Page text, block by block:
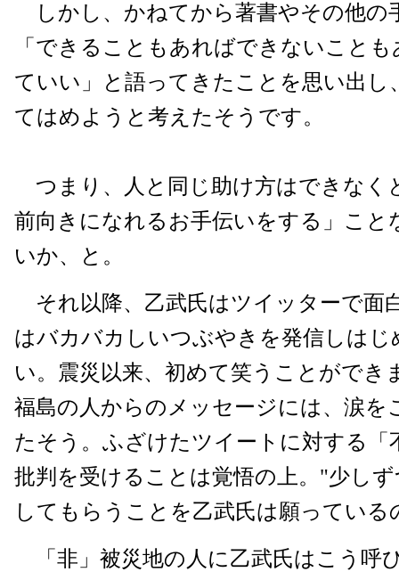
しかし、かねてから著書やその他の
「できることもあればできないこと
ていい」と語ってきたことを思い出し
てはめようと考えたそうです。
つまり、人と同じ助け方はできなく
前向きになれるお手伝いをする」こと
いか、と。
それ以降、乙武氏はツイッターで面
はバカバカしいつぶやきを発信しはじ
い。震災以来、初めて笑うことができ
福島の人からのメッセージには、涙を
たそう。ふざけたツイートに対する「
批判を受けることは覚悟の上。"少し
してもらうことを乙武氏は願っている
「非」被災地の人に乙武氏はこう呼